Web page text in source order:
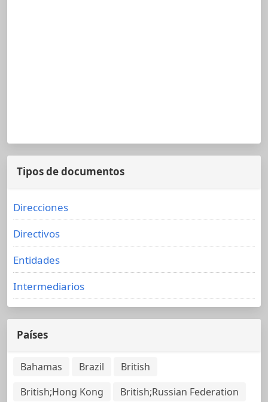
Tipos de documentos
Direcciones
Directivos
Entidades
Intermediarios
Países
Bahamas Brazil
British
British;Hong Kong
British;Russian Federation